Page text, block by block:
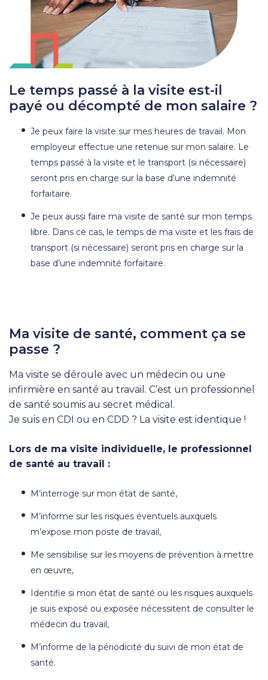
Le temps passé à la visite est-il
payé ou décompté de mon salaire ?
Je peux faire la visite sur mes heures de travail. Mon
employeur effectue une retenue sur mon salaire. Le
temps passé à la visite et le transport (si nécessaire)
seront pris en charge sur la base d’une indemnité
forfaitaire.
Je peux aussi faire ma visite de santé sur mon temps
libre. Dans ce cas, le temps de ma visite et les frais de
transport (si nécessaire) seront pris en charge sur la
base d’une indemnité forfaitaire.
Ma visite de santé, comment ça se
passe ?
Ma visite se déroule avec un médecin ou une
infirmière en santé au travail. C’est un professionnel
de santé soumis au secret médical.
Je suis en CDI ou en CDD ? La visite est identique !
Lors de ma visite individuelle, le professionnel
de santé au travail :
M’interroge sur mon état de santé,
M’informe sur les risques éventuels auxquels
m’expose mon poste de travail,
Me sensibilise sur les moyens de prévention à mettre
en œuvre,
Identifie si mon état de santé ou les risques auxquels
je suis exposé ou exposée nécessitent de consulter le
médecin du travail,
M’informe de la périodicité du suivi de mon état de
santé.